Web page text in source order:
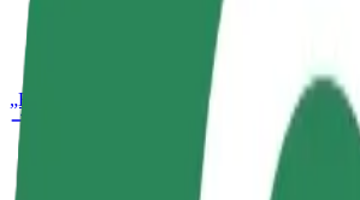
„Bolt Plus“